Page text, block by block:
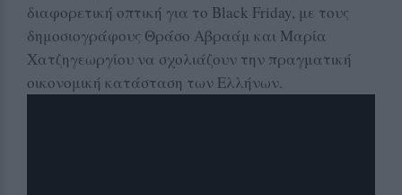
διαφορετική οπτική για το Black Friday, με τους
δημοσιογράφους Θράσο Αβραάμ και Μαρία
Χατζηγεωργίου να σχολιάζουν την πραγματική
οικονομική κατάσταση των Ελλήνων.